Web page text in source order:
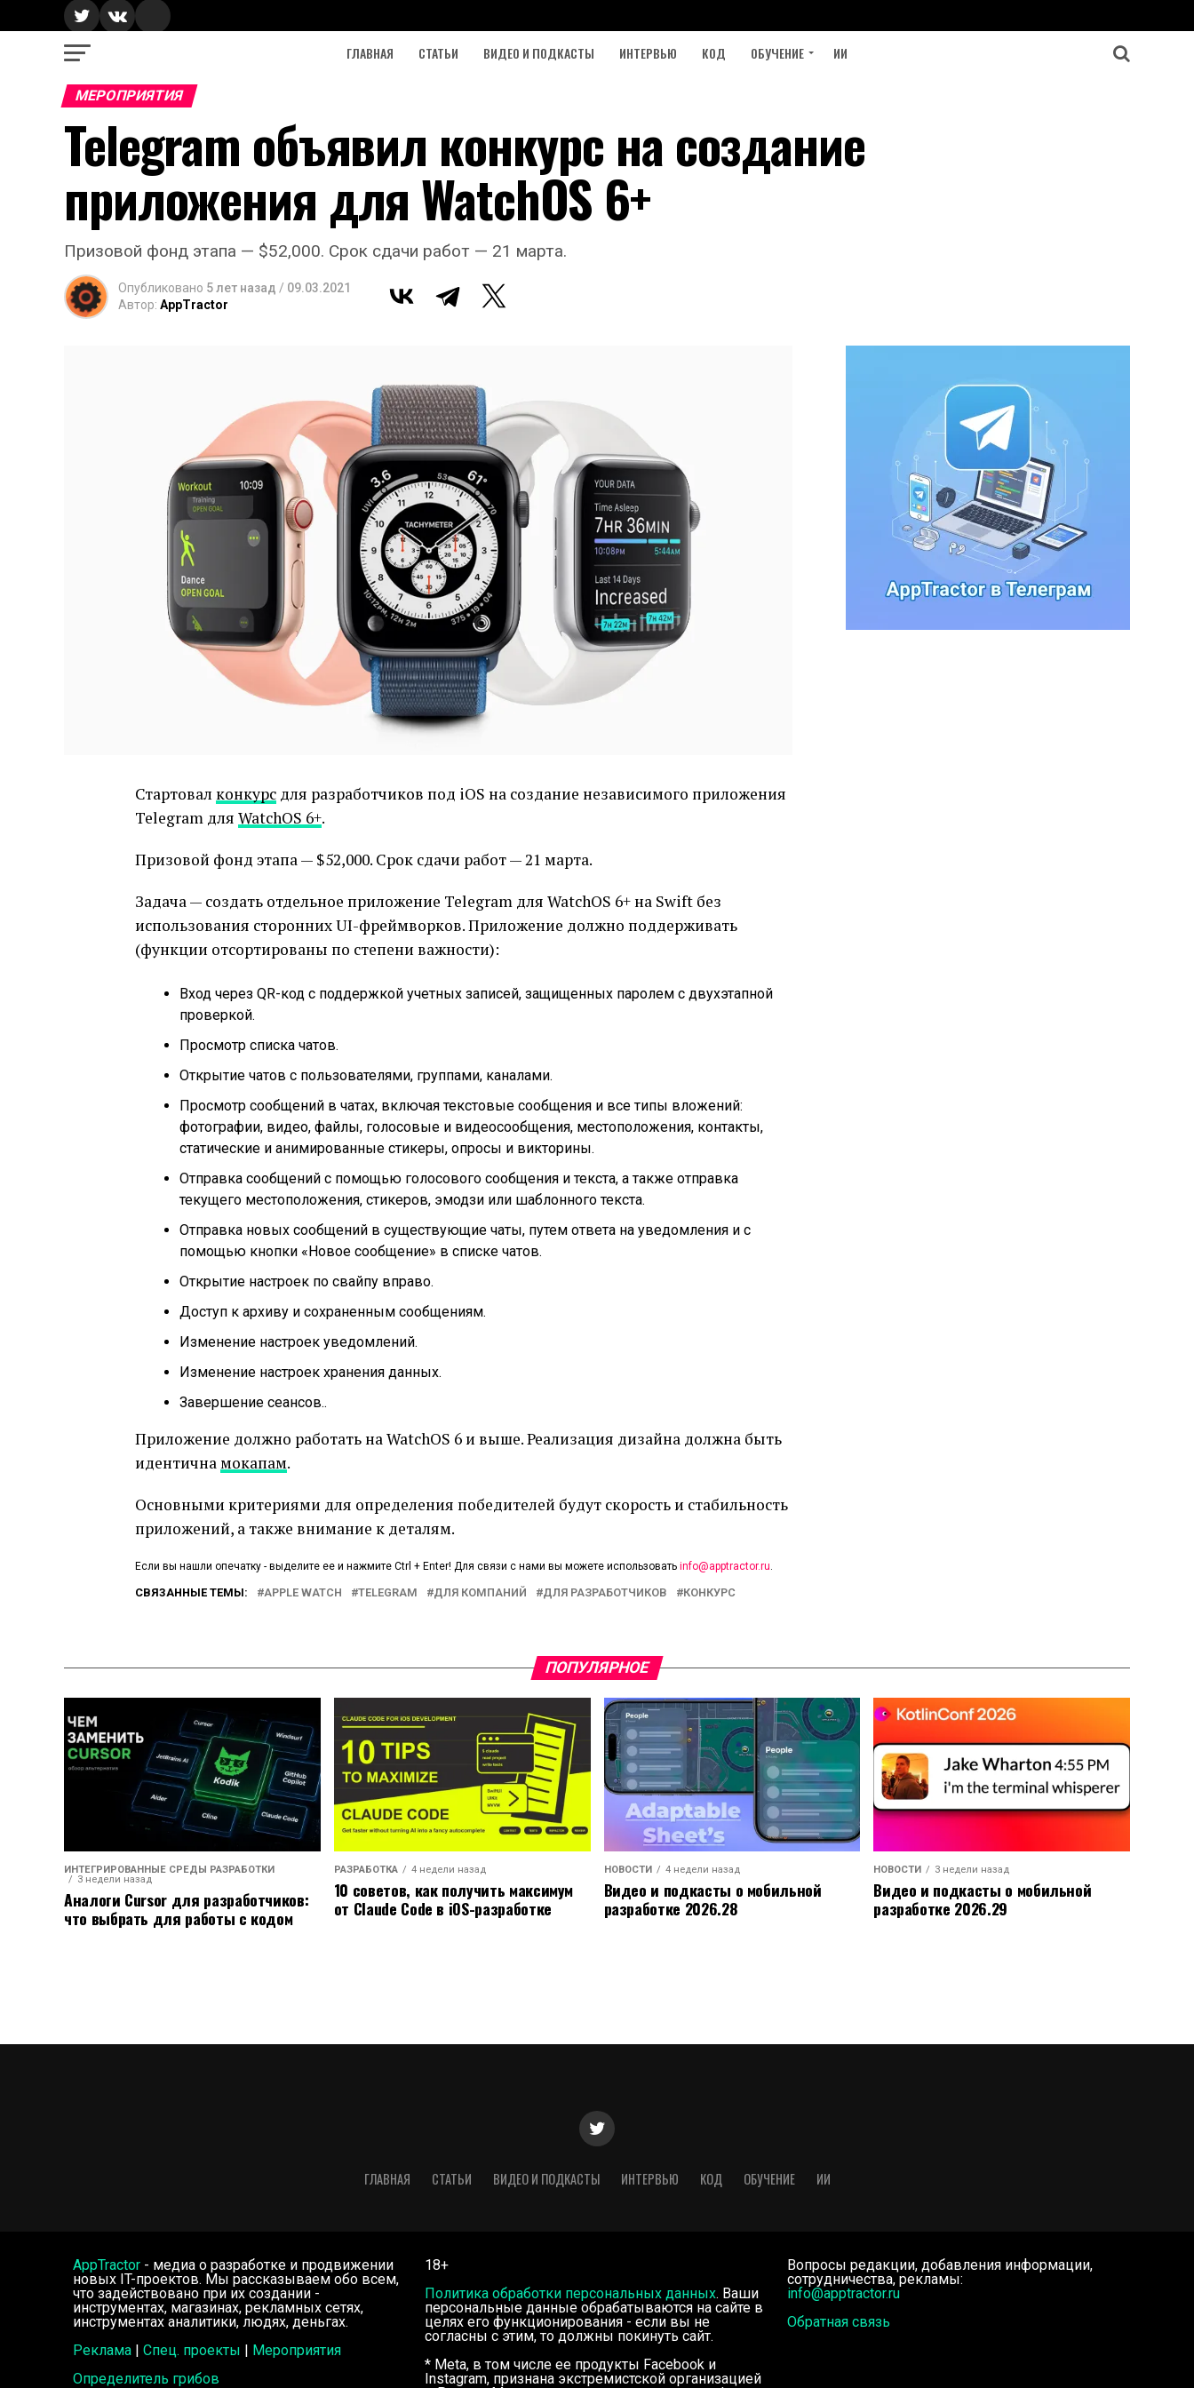
ГЛАВНАЯ СТАТЬИ ВИДЕО И ПОДКАСТЫ ИНТЕРВЬЮ КОД ОБУЧЕНИЕ ИИ
МЕРОПРИЯТИЯ
Telegram объявил конкурс на создание
приложения для WatchOS 6+
Призовой фонд этапа — $52,000. Срок сдачи работ — 21 марта.
Опубликовано 5 лет назад / 09.03.2021
Автор: AppTractor
Стартовал конкурс для разработчиков под iOS на создание независимого приложения
Telegram для WatchOS 6+.
Призовой фонд этапа — $52,000. Срок сдачи работ — 21 марта.
Задача — создать отдельное приложение Telegram для WatchOS 6+ на Swift без
использования сторонних UI-фреймворков. Приложение должно поддерживать
(функции отсортированы по степени важности):
Вход через QR-код с поддержкой учетных записей, защищенных паролем с двухэтапной
проверкой.
Просмотр списка чатов.
Открытие чатов с пользователями, группами, каналами.
Просмотр сообщений в чатах, включая текстовые сообщения и все типы вложений:
фотографии, видео, файлы, голосовые и видеосообщения, местоположения, контакты,
статические и анимированные стикеры, опросы и викторины.
Отправка сообщений с помощью голосового сообщения и текста, а также отправка
текущего местоположения, стикеров, эмодзи или шаблонного текста.
Отправка новых сообщений в существующие чаты, путем ответа на уведомления и с
помощью кнопки «Новое сообщение» в списке чатов.
Открытие настроек по свайпу вправо.
Доступ к архиву и сохраненным сообщениям.
Изменение настроек уведомлений.
Изменение настроек хранения данных.
Завершение сеансов..
Приложение должно работать на WatchOS 6 и выше. Реализация дизайна должна быть
идентичнамокапам.
Основными критериями для определения победителей будут скорость и стабильность
приложений, а также внимание к деталям.
Если вы нашли опечатку - выделите ее и нажмите Ctrl + Enter! Для связи с нами вы можете использовать info@apptractor.ru.
СВЯЗАННЫЕ ТЕМЫ: APPLE WATCH TELEGRAM ДЛЯ КОМПАНИЙ ДЛЯ РАЗРАБОТЧИКОВ КОНКУРС
ПОПУЛЯРНОЕ
ИНТЕГРИРОВАННЫЕ СРЕДЫ РАЗРАБОТКИ
3 недели назад
Аналоги Cursor для разработчиков:
что выбрать для работы с кодом
РАЗРАБОТКА 4 недели назад
10 советов, как получить максимум
от Claude Code в iOS-разработке
НОВОСТИ 4 недели назад
Видео и подкасты о мобильной
разработке 2026.28
НОВОСТИ 3 недели назад
Видео и подкасты о мобильной
разработке 2026.29
ГЛАВНАЯ СТАТЬИ ВИДЕО И ПОДКАСТЫ ИНТЕРВЬЮ КОД ОБУЧЕНИЕ ИИ
AppTractor - медиа о разработке и продвижении
новых IT-проектов. Мы рассказываем обо всем,
что задействовано при их создании -
инструментах, магазинах, рекламных сетях,
инструментах аналитики, людях, деньгах.
Реклама | Спец. проекты | Мероприятия
Определитель грибов
18+
Политика обработки персональных данных. Ваши
персональные данные обрабатываются на сайте в
целях его функционирования - если вы не
согласны с этим, то должны покинуть сайт.
* Meta, в том числе ее продукты Facebook и
Instagram, признана экстремистской организацией
Вопросы редакции, добавления информации,
сотрудничества, рекламы:
info@apptractor.ru
Обратная связь